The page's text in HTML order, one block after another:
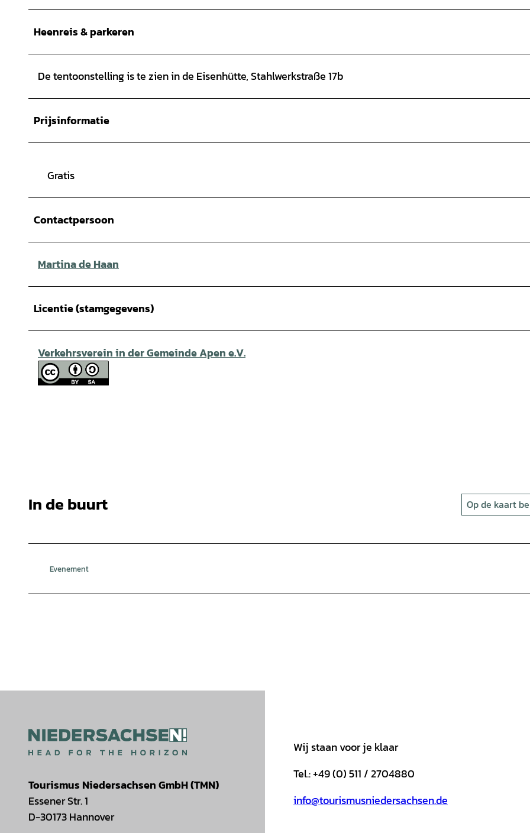
Heenreis & parkeren
De tentoonstelling is te zien in de Eisenhütte, Stahlwerkstraße 17b
Prijsinformatie
Gratis
Contactpersoon
Martina de Haan
Licentie (stamgegevens)
Verkehrsverein in der Gemeinde Apen e.V.
In de buurt Op de kaart
Evenement
Tourismus Niedersachsen GmbH (TMN)
Essener Str. 1
D-30173 Hannover
Wij staan voor je klaar
Tel.: +49 (0) 511 / 2704880
info@tourismusniedersachsen.de